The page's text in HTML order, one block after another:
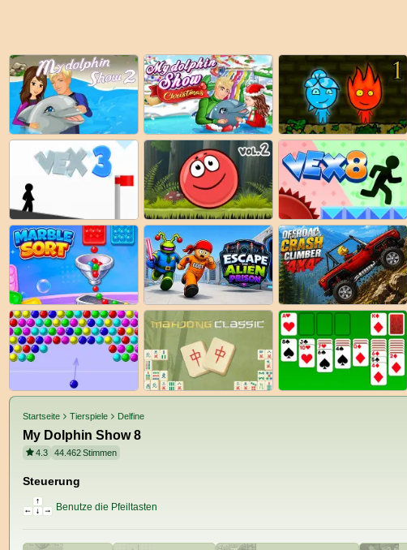
Startseite Tierspiele Delfine
My Dolphin Show 8
4.3 44.462Stimmen
Steuerung
Benutze die Pfeiltasten